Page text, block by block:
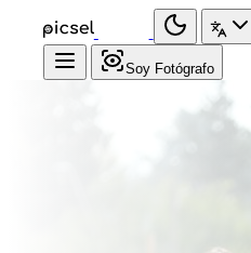
Soy Fotógrafo